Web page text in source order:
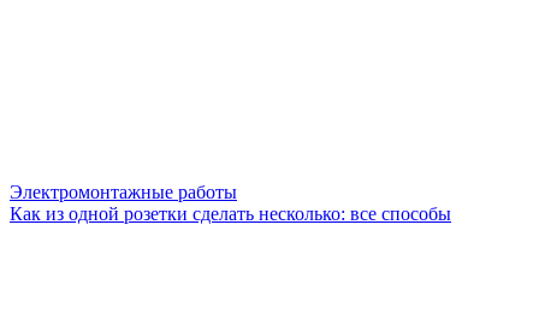
Электромонтажные работы
Как из одной розетки сделать несколько: все способы